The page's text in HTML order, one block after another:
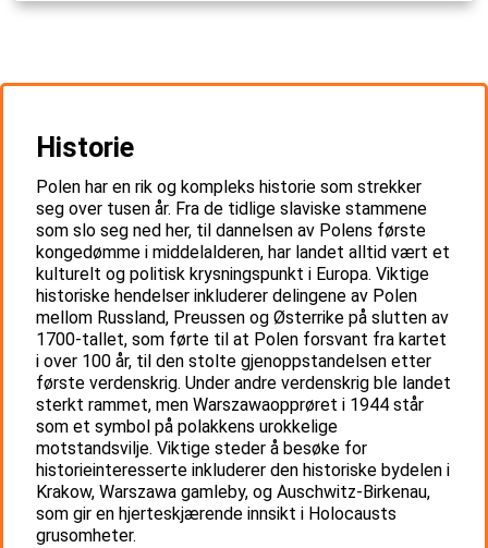
Historie
Polen har en rik og kompleks historie som strekker
seg over tusen år. Fra de tidlige slaviske stammene
som slo seg ned her, til dannelsen av Polens første
kongedømme i middelalderen, har landet alltid vært et
kulturelt og politisk krysningspunkt i Europa. Viktige
historiske hendelser inkluderer delingene av Polen
mellom Russland, Preussen og Østerrike på slutten av
1700-tallet, som førte til at Polen forsvant fra kartet
i over 100 år, til den stolte gjenoppstandelsen etter
første verdenskrig. Under andre verdenskrig ble landet
sterkt rammet, men Warszawaopprøret i 1944 står
som et symbol på polakkens urokkelige
motstandsvilje. Viktige steder å besøke for
historieinteresserte inkluderer den historiske bydelen i
Krakow, Warszawa gamleby, og Auschwitz-Birkenau,
som gir en hjerteskjærende innsikt i Holocausts
grusomheter.